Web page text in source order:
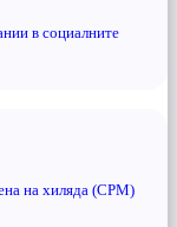
в социалните
на хиляда (CPM)